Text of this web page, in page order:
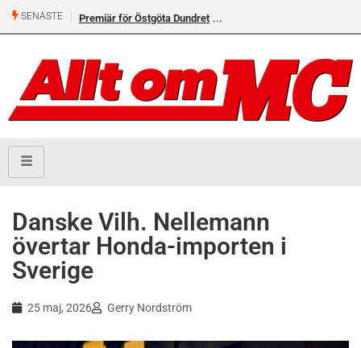
SENASTE Premiär för Östgöta Dundret
Danske Vilh. Nellemann
övertar Honda-importen i
Sverige
25 maj, 2026 Gerry Nordström